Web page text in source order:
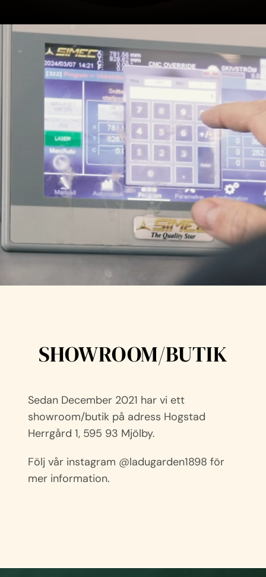
SHOWROOM/BUTIK
Sedan December 2021 har vi ett
showroom/butik på adress Hogstad
Herrgård 1, 595 93 Mjölby.
Följ vår instagram @ladugarden1898 för
mer information.